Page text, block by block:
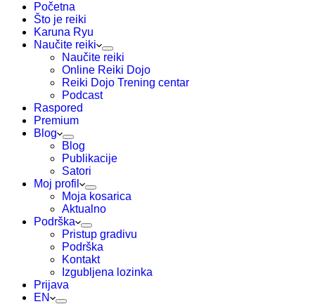
Početna
Što je reiki
Karuna Ryu
Naučite reiki
Naučite reiki
Online Reiki Dojo
Reiki Dojo Trening centar
Podcast
Raspored
Premium
Blog
Blog
Publikacije
Satori
Moj profil
Moja kosarica
Aktualno
Podrška
Pristup gradivu
Podrška
Kontakt
Izgubljena lozinka
Prijava
EN